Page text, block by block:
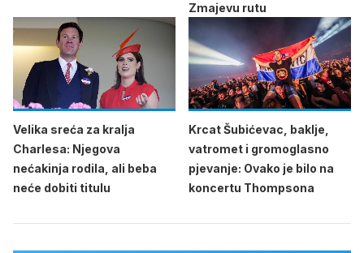
Zmajevu rutu
Velika sreća za kralja
Charlesa: Njegova
nećakinja rodila, ali beba
neće dobiti titulu
Krcat Šubićevac, baklje,
vatromet i gromoglasno
pjevanje: Ovako je bilo na
koncertu Thompsona